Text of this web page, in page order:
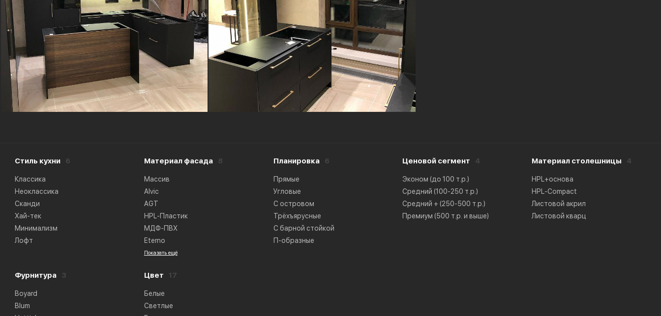
Стиль кухни 6
Классика
Неоклассика
Сканди
Хай-тек
Минимализм
Лофт
Материал фасада 8
Массив
Alvic
AGT
HPL-Пластик
МДФ-ПВХ
Eterno
Показать ещё
Планировка 6
Прямые
Угловые
С островом
Трёхъярусные
С барной стойкой
П-образные
Ценовой сегмент 4
Эконом (до 100 т.р.)
Средний (100-250 т.р.)
Средний + (250-500 т.р.)
Премиум (500 т.р. и выше)
Материал столешницы 4
HPL+основа
HPL-Compact
Листовой акрил
Листовой кварц
Фурнитура 3
Boyard
Blum
Цвет 17
Белые
Светлые